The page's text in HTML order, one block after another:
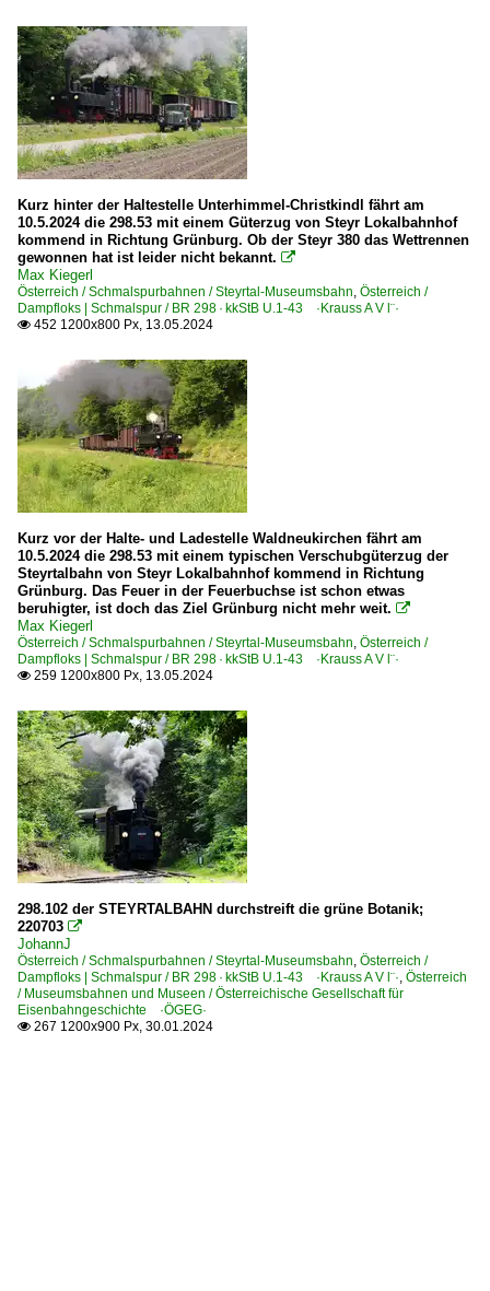
Kurz hinter der Haltestelle Unterhimmel-Christkindl fährt am
10.5.2024 die 298.53 mit einem Güterzug von Steyr Lokalbahnhof
kommend in Richtung Grünburg. Ob der Steyr 380 das Wettrennen
gewonnen hat ist leider nicht bekannt. 
Max Kiegerl
Österreich / Schmalspurbahnen / Steyrtal-Museumsbahn, Österreich /
Dampfloks | Schmalspur / BR 298 · kkStB U.1-43 ·Krauss A V l¨·
 452 1200x800 Px, 13.05.2024
Kurz vor der Halte- und Ladestelle Waldneukirchen fährt am
10.5.2024 die 298.53 mit einem typischen Verschubgüterzug der
Steyrtalbahn von Steyr Lokalbahnhof kommend in Richtung
Grünburg. Das Feuer in der Feuerbuchse ist schon etwas
beruhigter, ist doch das Ziel Grünburg nicht mehr weit. 
Max Kiegerl
Österreich / Schmalspurbahnen / Steyrtal-Museumsbahn, Österreich /
Dampfloks | Schmalspur / BR 298 · kkStB U.1-43 ·Krauss A V l¨·
 259 1200x800 Px, 13.05.2024
298.102 der STEYRTALBAHN durchstreift die grüne Botanik;
220703 
JohannJ
Österreich / Schmalspurbahnen / Steyrtal-Museumsbahn, Österreich /
Dampfloks | Schmalspur / BR 298 · kkStB U.1-43 ·Krauss A V l¨·, Österreich
/ Museumsbahnen und Museen / Österreichische Gesellschaft für
Eisenbahngeschichte ·ÖGEG·
 267 1200x900 Px, 30.01.2024